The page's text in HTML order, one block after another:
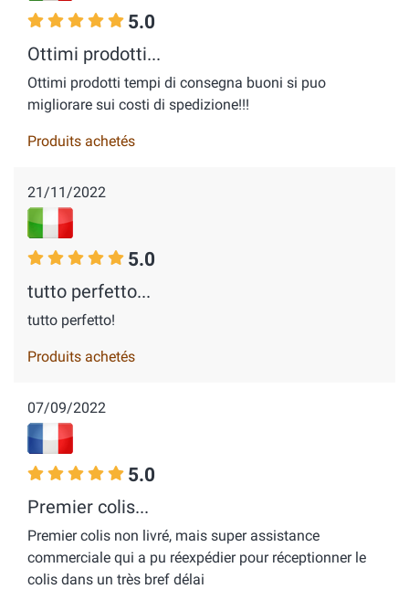
5.0
Ottimi prodotti...
Ottimi prodotti tempi di consegna buoni si puo
migliorare sui costi di spedizione!!!
Produits achetés
21/11/2022
5.0
tutto perfetto...
tutto perfetto!
Produits achetés
07/09/2022
5.0
Premier colis...
Premier colis non livré, mais super assistance
commerciale qui a pu réexpédier pour réceptionner le
colis dans un très bref délai